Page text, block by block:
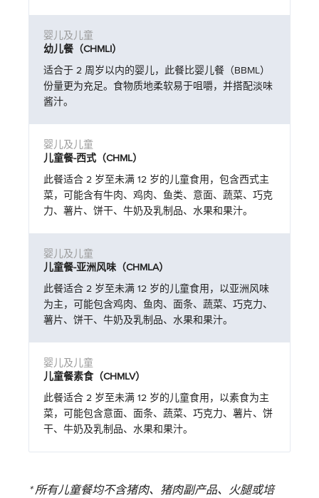
幼儿餐（CHMLI）
适合于 2 周岁以内的婴儿，此餐比婴儿餐（BBML）
份量更为充足。食物质地柔软易于咀嚼，并搭配淡味
酱汁。
儿童餐-西式（CHML）
此餐适合 2 岁至未满 12 岁的儿童食用，包含西式主
菜，可能含有牛肉、鸡肉、鱼类、意面、蔬菜、巧克
力、薯片、饼干、牛奶及乳制品、水果和果汁。
儿童餐-亚洲风味（CHMLA）
此餐适合 2 岁至未满 12 岁的儿童食用，以亚洲风味
为主，可能包含鸡肉、鱼肉、面条、蔬菜、巧克力、
薯片、饼干、牛奶及乳制品、水果和果汁。
儿童餐素食（CHMLV）
此餐适合 2 岁至未满 12 岁的儿童食用，以素食为主
菜，可能包含意面、面条、蔬菜、巧克力、薯片、饼
干、牛奶及乳制品、水果和果汁。
* 所有儿童餐均不含猪肉、猪肉副产品、火腿或培